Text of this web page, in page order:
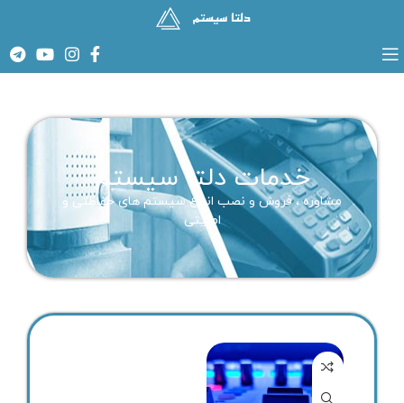
خدمات دلتا سیستم
مشاوره ، فروش و نصب انواع سیستم های حفاظتی و
امنیتی